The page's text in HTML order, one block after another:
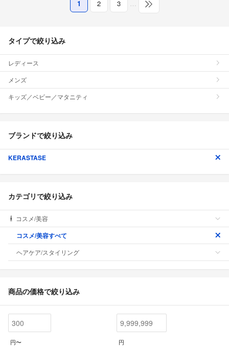
1 2 3 …
タイプで絞り込み
レディース
メンズ
キッズ／ベビー／マタニティ
ブランドで絞り込み
KERASTASE
カテゴリで絞り込み
コスメ/美容
コスメ/美容すべて
ヘアケア/スタイリング
商品の価格で絞り込み
円〜 円